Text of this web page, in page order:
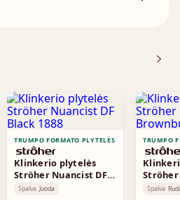
TRUMPO FORMATO PLYTELĖS
Klinkerio plytelės
Ströher Nuancist DF
Black 1888
Spalva Juoda
TRUMPO
Ströher
Spalva
informacija